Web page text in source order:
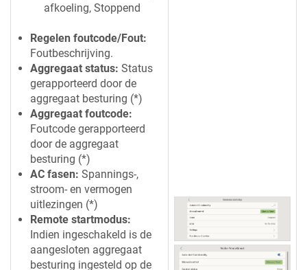
afkoeling, Stoppend
Regelen foutcode/Fout:
Foutbeschrijving.
Aggregaat status: Status
gerapporteerd door de
aggregaat besturing (*)
Aggregaat foutcode:
Foutcode gerapporteerd
door de aggregaat
besturing (*)
AC fasen: Spannings-,
stroom- en vermogen
uitlezingen (*)
Remote startmodus:
Indien ingeschakeld is de
aangesloten aggregaat
besturing ingesteld op de